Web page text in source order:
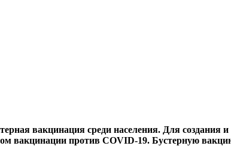
вакцинация среди населения. Для создания
вакцинации против COVID-19. Бустерную